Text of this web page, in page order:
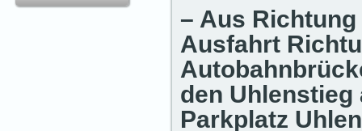
– Aus
Ausfahrt
den Uhlenstieg
Parkplatz